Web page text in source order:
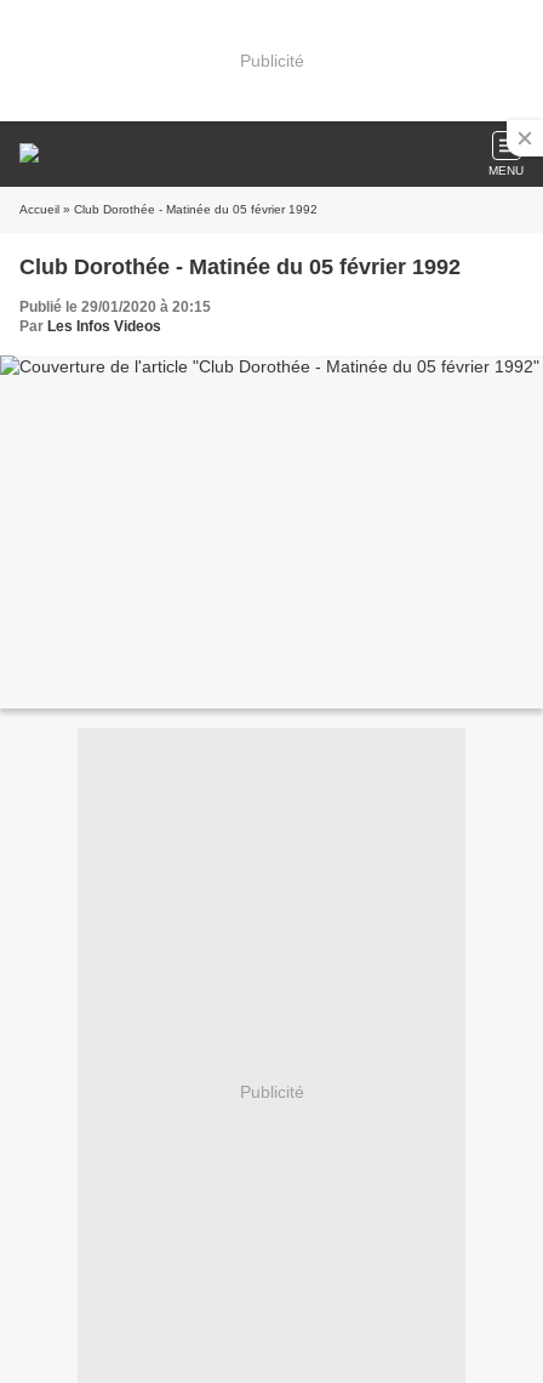
Publicité
MENU
Accueil » Club Dorothée - Matinée du 05 février 1992
Club Dorothée - Matinée du 05 février 1992
Publié le 29/01/2020 à 20:15
Par Les Infos Videos
Publicité